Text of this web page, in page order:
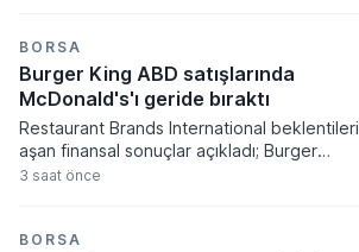
dikkat çekerken, Türk Telekom ve Logo
Yazılım gibi hisselerde ise kurumların
beklentilerini aşağı yönlü güncellediği
BORSA
Burger King ABD satışlarında
McDonald's'ı geride bıraktı
Restaurant Brands International beklentileri
aşan finansal sonuçlar açıkladı; Burger
King'in ABD operasyonları grubun
dolar seviyesine ulaşarak analist
3 saat önce
BORSA